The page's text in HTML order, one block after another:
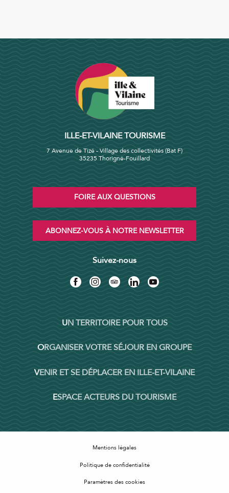
ILLE-ET-VILAINE TOURISME
7 Avenue de Tizé - Village des collectivités (Bat F)
35235 Thorigné-Fouillard
FOIRE AUX QUESTIONS
ABONNEZ-VOUS À NOTRE NEWSLETTER
Suivez-nous
UN TERRITOIRE POUR TOUS
ORGANISER VOTRE SÉJOUR EN GROUPE
VENIR ET SE DÉPLACER EN ILLE-ET-VILAINE
ESPACE ACTEURS DU TOURISME
Mentions légales
Politique de confidentialité
Paramètres des cookies